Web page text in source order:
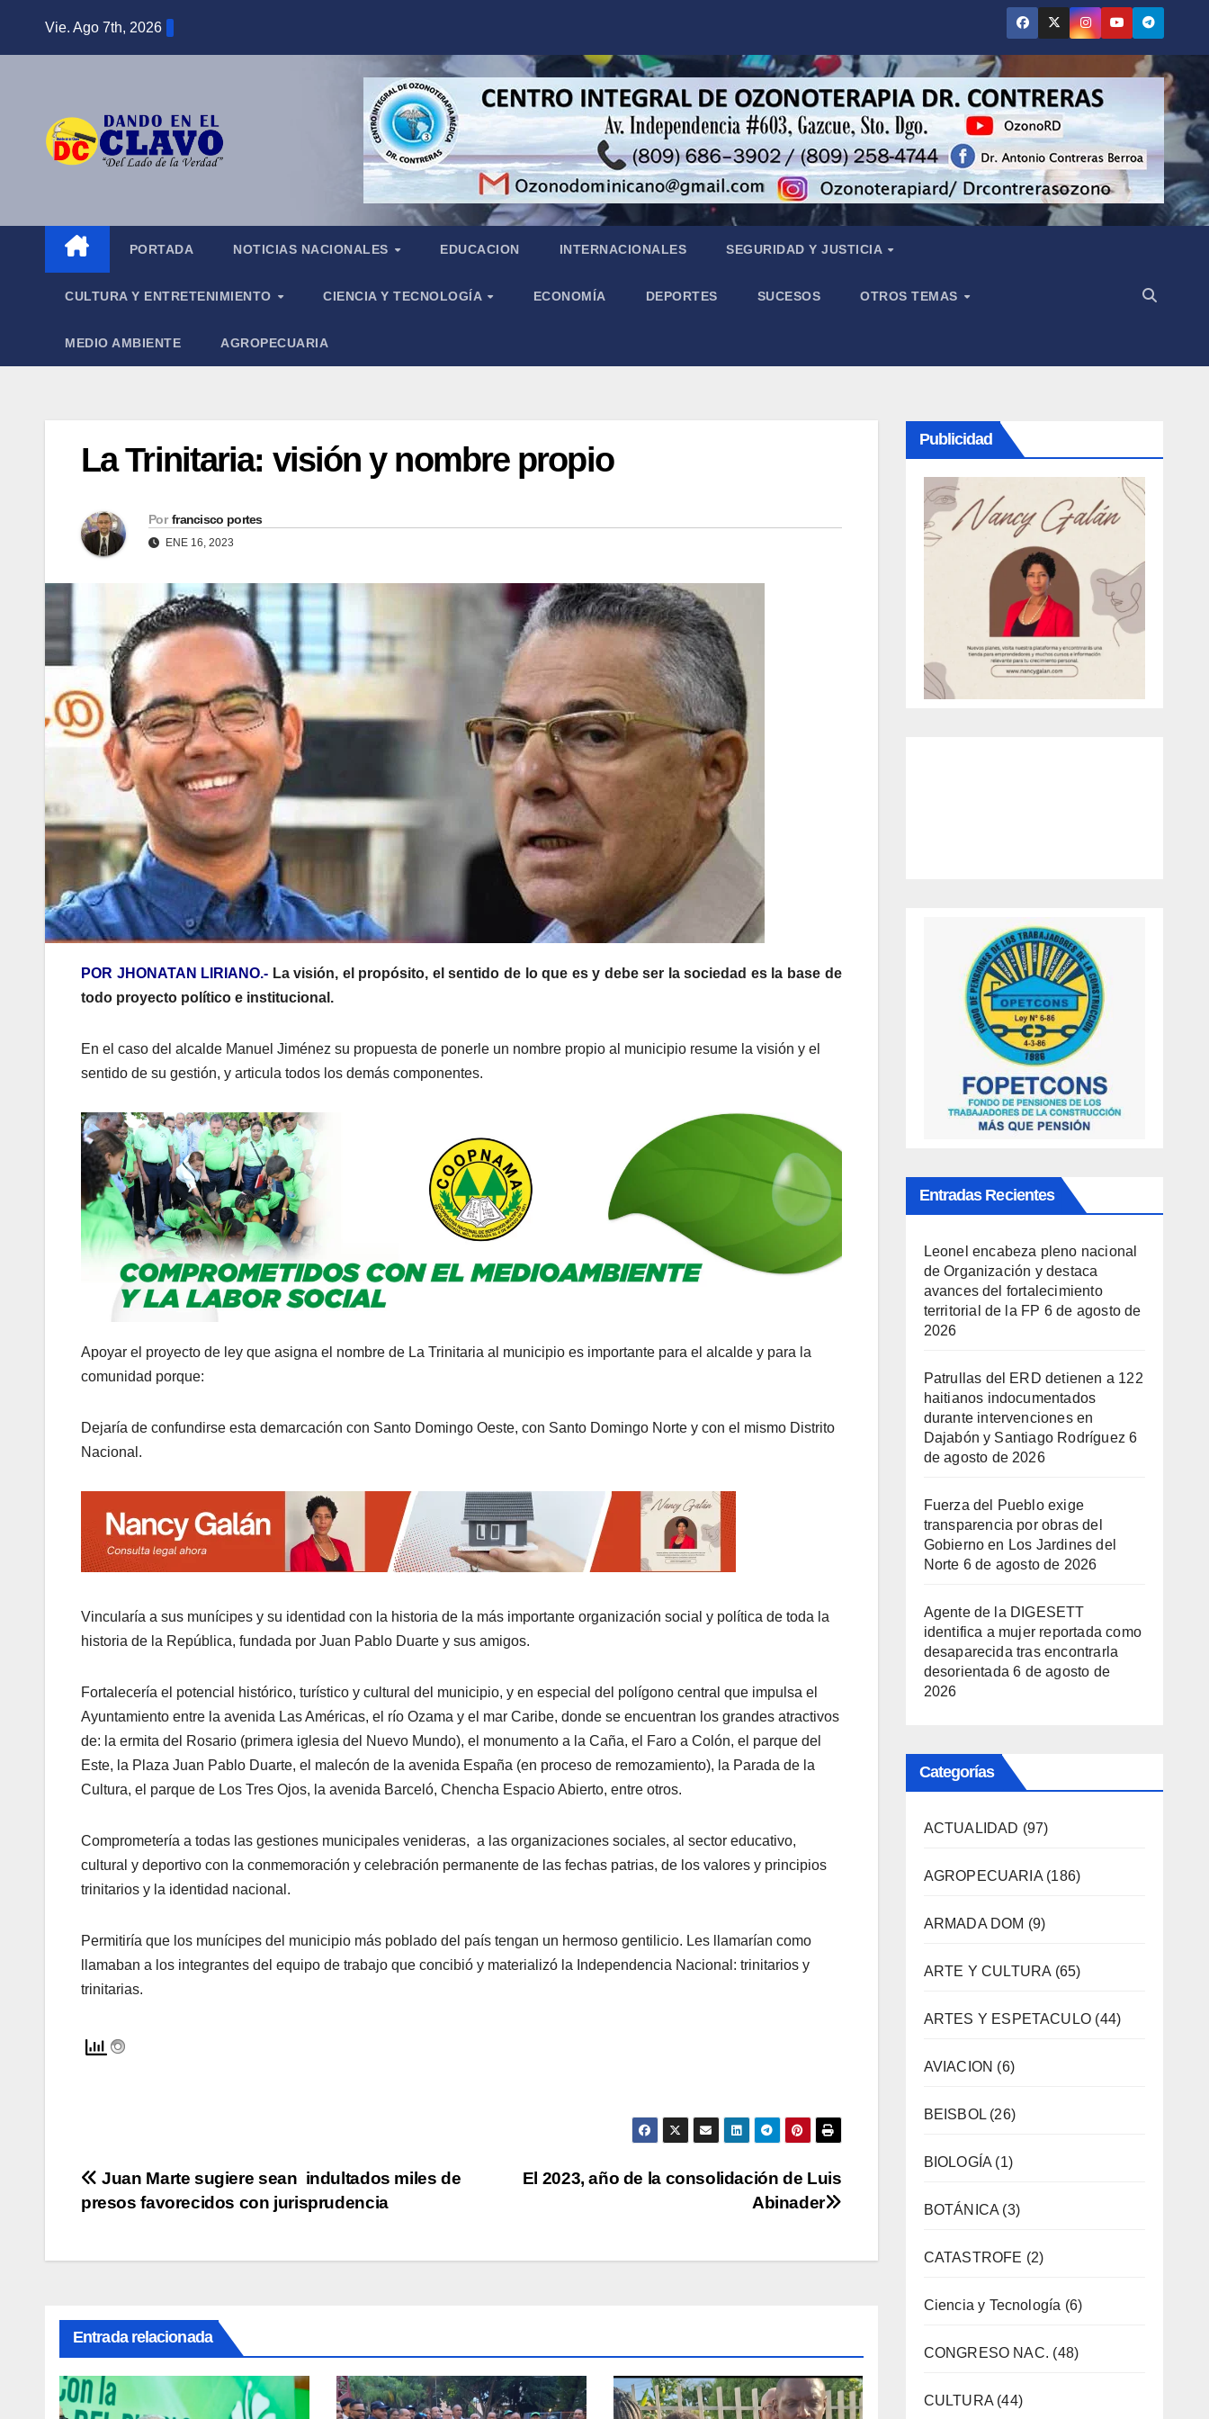
Vie. Ago 7th, 2026
PORTADA NOTICIAS NACIONALES EDUCACION INTERNACIONALES SEGURIDAD Y JUSTICIA
CULTURA Y ENTRETENIMIENTO CIENCIA Y TECNOLOGÍA ECONOMÍA DEPORTES SUCESOS OTROS TEMAS
MEDIO AMBIENTE AGROPECUARIA
La Trinitaria: visión y nombre propio
Por francisco portes
ENE 16, 2023
POR JHONATAN LIRIANO.- La visión, el propósito, el sentido de lo que es y debe ser la sociedad es la base de
todo proyecto político e institucional.
En el caso del alcalde Manuel Jiménez su propuesta de ponerle un nombre propio al municipio resume la visión y el
sentido de su gestión, y articula todos los demás componentes.
Apoyar el proyecto de ley que asigna el nombre de La Trinitaria al municipio es importante para el alcalde y para la
comunidad porque:
Dejaría de confundirse esta demarcación con Santo Domingo Oeste, con Santo Domingo Norte y con el mismo Distrito
Nacional.
Vincularía a sus munícipes y su identidad con la historia de la más importante organización social y política de toda la
historia de la República, fundada por Juan Pablo Duarte y sus amigos.
Fortalecería el potencial histórico, turístico y cultural del municipio, y en especial del polígono central que impulsa el
Ayuntamiento entre la avenida Las Américas, el río Ozama y el mar Caribe, donde se encuentran los grandes atractivos
de: la ermita del Rosario (primera iglesia del Nuevo Mundo), el monumento a la Caña, el Faro a Colón, el parque del
Este, la Plaza Juan Pablo Duarte, el malecón de la avenida España (en proceso de remozamiento), la Parada de la
Cultura, el parque de Los Tres Ojos, la avenida Barceló, Chencha Espacio Abierto, entre otros.
Comprometería a todas las gestiones municipales venideras, a las organizaciones sociales, al sector educativo,
cultural y deportivo con la conmemoración y celebración permanente de las fechas patrias, de los valores y principios
trinitarios y la identidad nacional.
Permitiría que los munícipes del municipio más poblado del país tengan un hermoso gentilicio. Les llamarían como
llamaban a los integrantes del equipo de trabajo que concibió y materializó la Independencia Nacional: trinitarios y
trinitarias.
Navegación
de
entradas
El 2023, año de la consolidación de Luis
Abinader
Juan Marte sugiere sean indultados miles de
presos favorecidos con jurisprudencia
Entrada relacionada
Publicidad
Entradas Recientes
Leonel encabeza pleno nacional
de Organización y destaca
avances del fortalecimiento
territorial de la FP 6 de agosto de
2026
Patrullas del ERD detienen a 122
haitianos indocumentados
durante intervenciones en
Dajabón y Santiago Rodríguez 6
de agosto de 2026
Fuerza del Pueblo exige
transparencia por obras del
Gobierno en Los Jardines del
Norte 6 de agosto de 2026
Agente de la DIGESETT
identifica a mujer reportada como
desaparecida tras encontrarla
desorientada 6 de agosto de
2026
Categorías
ACTUALIDAD (97)
AGROPECUARIA(186)
ARMADA DOM (9)
ARTE Y CULTURA (65)
ARTES Y ESPETACULO (44)
AVIACION (6)
BEISBOL(26)
BIOLOGÍA (1)
BOTÁNICA (3)
CATASTROFE (2)
Ciencia y Tecnología (6)
CONGRESO NAC. (48)
CULTURA(44)